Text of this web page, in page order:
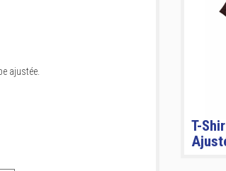
ajustée.
T-